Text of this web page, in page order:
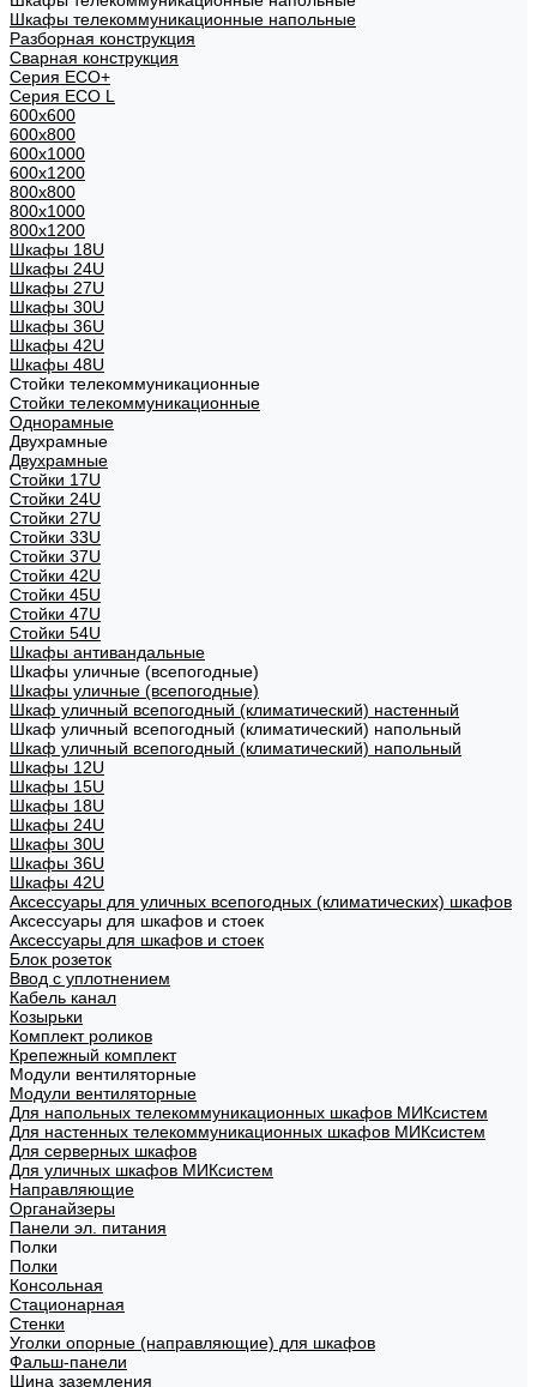
Шкафы телекоммуникационные напольные
Разборная конструкция
Сварная конструкция
Серия ECO+
Серия ECO L
600x600
600x800
600х1000
600х1200
800x800
800х1000
800х1200
Шкафы 18U
Шкафы 24U
Шкафы 27U
Шкафы 30U
Шкафы 36U
Шкафы 42U
Шкафы 48U
Стойки телекоммуникационные
Стойки телекоммуникационные
Однорамные
Двухрамные
Двухрамные
Стойки 17U
Стойки 24U
Стойки 27U
Стойки 33U
Стойки 37U
Стойки 42U
Стойки 45U
Стойки 47U
Стойки 54U
Шкафы антивандальные
Шкафы уличные (всепогодные)
Шкафы уличные (всепогодные)
Шкаф уличный всепогодный (климатический) настенный
Шкаф уличный всепогодный (климатический) напольный
Шкаф уличный всепогодный (климатический) напольный
Шкафы 12U
Шкафы 15U
Шкафы 18U
Шкафы 24U
Шкафы 30U
Шкафы 36U
Шкафы 42U
Аксессуары для уличных всепогодных (климатических) шкафов
Аксессуары для шкафов и стоек
Аксессуары для шкафов и стоек
Блок розеток
Ввод с уплотнением
Кабель канал
Козырьки
Комплект роликов
Крепежный комплект
Модули вентиляторные
Модули вентиляторные
Для напольных телекоммуникационных шкафов МИКсистем
Для настенных телекоммуникационных шкафов МИКсистем
Для серверных шкафов
Для уличных шкафов МИКсистем
Направляющие
Органайзеры
Панели эл. питания
Полки
Полки
Консольная
Стационарная
Стенки
Уголки опорные (направляющие) для шкафов
Фальш-панели
Шина заземления